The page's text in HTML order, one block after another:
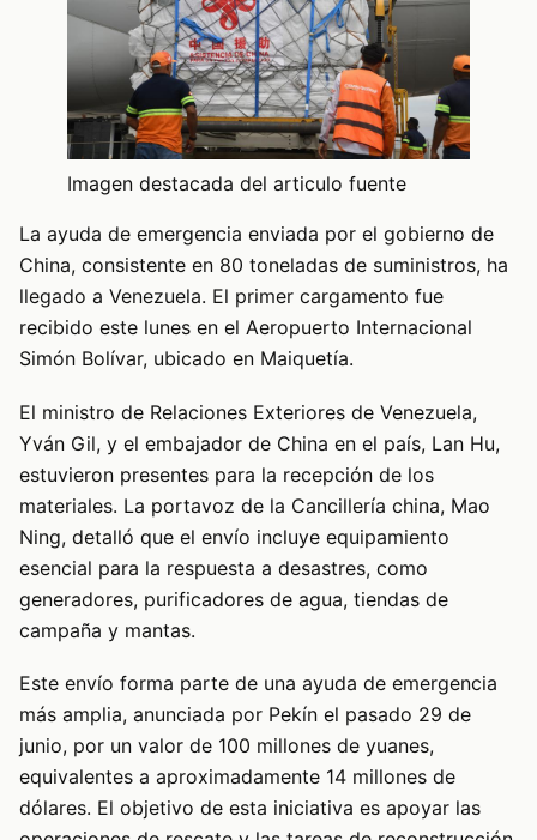
Imagen destacada del articulo fuente
La ayuda de emergencia enviada por el gobierno de
China, consistente en 80 toneladas de suministros, ha
llegado a Venezuela. El primer cargamento fue
recibido este lunes en el Aeropuerto Internacional
Simón Bolívar, ubicado en Maiquetía.
El ministro de Relaciones Exteriores de Venezuela,
Yván Gil, y el embajador de China en el país, Lan Hu,
estuvieron presentes para la recepción de los
materiales. La portavoz de la Cancillería china, Mao
Ning, detalló que el envío incluye equipamiento
esencial para la respuesta a desastres, como
generadores, purificadores de agua, tiendas de
campaña y mantas.
Este envío forma parte de una ayuda de emergencia
más amplia, anunciada por Pekín el pasado 29 de
junio, por un valor de 100 millones de yuanes,
equivalentes a aproximadamente 14 millones de
dólares. El objetivo de esta iniciativa es apoyar las